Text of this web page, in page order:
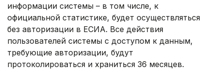
информации системы – в том числе, к
официальной статистике, будет осуществляться
без авторизации в ЕСИА. Все действия
пользователей системы с доступом к данным,
требующие авторизации, будут
протоколироваться и храниться 36 месяцев.